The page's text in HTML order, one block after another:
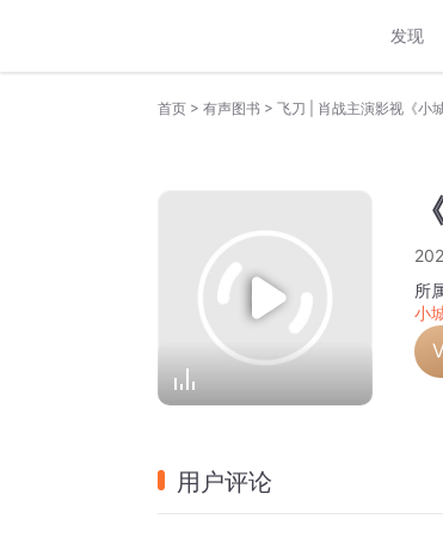
发现
首页 > 有声图书 >
所
小
用户评论